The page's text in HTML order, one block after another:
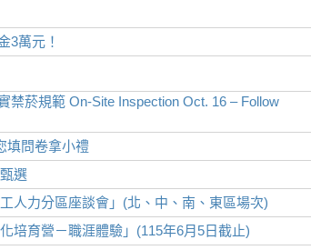
3萬元！
禁菸規範 On-Site Inspection Oct. 16 – Follow
填問卷拿小禮
選
人力分區座談會」(北、中、南、東區場次)
培育營－職涯體驗」(115年6月5日截止)